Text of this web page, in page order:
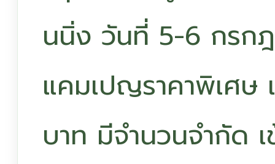
นนิ่ง วันที่ 5-6 กรก
แคมเปญราคาพิเศษ
บาท มีจำนวนจำกัด